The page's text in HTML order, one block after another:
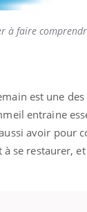
à faire
est une des
entraine
avoir pour
se restaurer,
pour
ou
Youtube
osait
En